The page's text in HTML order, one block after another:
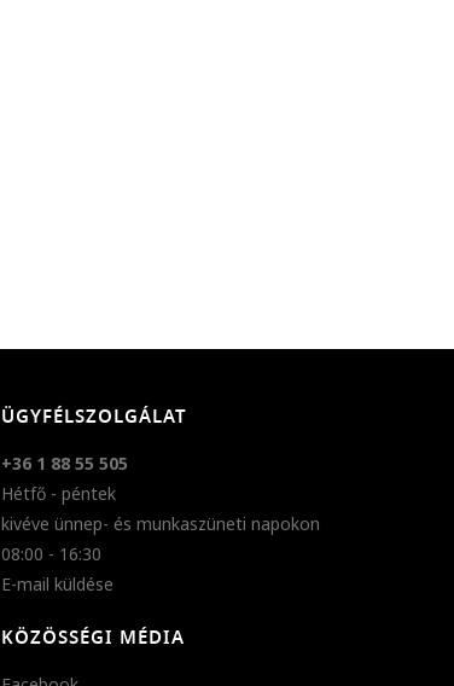
ÜGYFÉLSZOLGÁLAT
+36 1 88 55 505
Hétfő - péntek
kivéve ünnep- és munkaszüneti napokon
08:00 - 16:30
E-mail küldése
KÖZÖSSÉGI MÉDIA